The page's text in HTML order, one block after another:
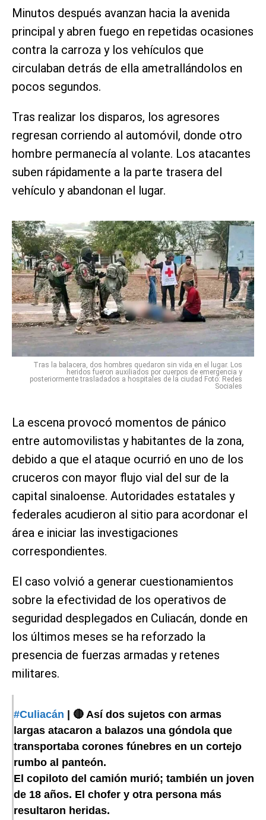
Minutos después avanzan hacia la avenida
principal y abren fuego en repetidas ocasiones
contra la carroza y los vehículos que
circulaban detrás de ella ametrallándolos en
pocos segundos.
Tras realizar los disparos, los agresores
regresan corriendo al automóvil, donde otro
hombre permanecía al volante. Los atacantes
suben rápidamente a la parte trasera del
vehículo y abandonan el lugar.
Tras la balacera, dos hombres quedaron sin vida en el lugar. Los
heridos fueron auxiliados por cuerpos de emergencia y
posteriormente trasladados a hospitales de la ciudad Foto: Redes
Sociales
La escena provocó momentos de pánico
entre automovilistas y habitantes de la zona,
debido a que el ataque ocurrió en uno de los
cruceros con mayor flujo vial del sur de la
capital sinaloense. Autoridades estatales y
federales acudieron al sitio para acordonar el
área e iniciar las investigaciones
correspondientes.
El caso volvió a generar cuestionamientos
sobre la efectividad de los operativos de
seguridad desplegados en Culiacán, donde en
los últimos meses se ha reforzado la
presencia de fuerzas armadas y retenes
militares.
#Culiacán | 🔴 Así dos sujetos con armas
largas atacaron a balazos una góndola que
transportaba corones fúnebres en un cortejo
rumbo al panteón.
El copiloto del camión murió; también un joven
de 18 años. El chofer y otra persona más
resultaron heridas.